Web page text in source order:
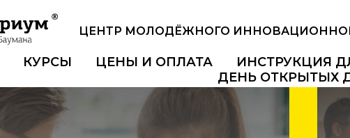
ЦЕНТР МОЛОДЁЖНОГО
КУРСЫ ЦЕНЫ И ОПЛАТА ИНСТРУКЦИЯ
ДЕНЬ ОТКРЫТЫХ